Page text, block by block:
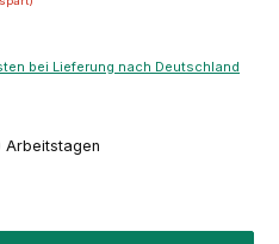
bei Lieferung nach Deutschland
Arbeitstagen